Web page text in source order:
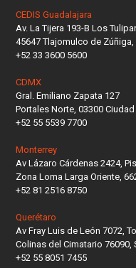
CEDIS Guadalajara
Av. La Tijera 193-B Los
45647 Tlajomulco de
+52 33 3600 5600
CDMX
Gral. Emiliano Zapata 127
Portales Norte, 03300
+52 55 5539 7700
Monterrey
Av Lázaro Cárdenas 2424,
Zona Loma Larga Oriente,
+52 81 2516 8750
Querétaro
Av Fray Luis de León 7072,
Colinas del Cimatario 76090,
+52 55 8051 7455